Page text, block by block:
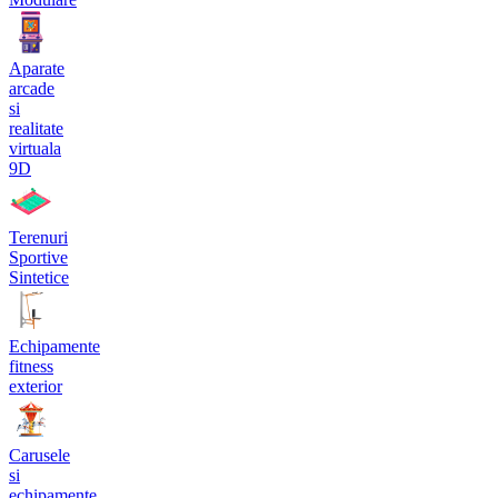
Aparate
arcade
si
realitate
virtuala
9D
Terenuri
Sportive
Sintetice
Echipamente
fitness
exterior
Carusele
si